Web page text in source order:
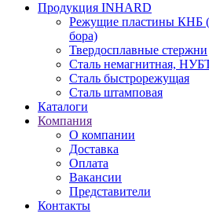
Продукция INHARD
Режущие пластины КНБ
бора)
Твердосплавные стержни
Сталь немагнитная,
Сталь быстрорежущая
Сталь штамповая
Каталоги
Компания
О компании
Доставка
Оплата
Вакансии
Представители
Контакты